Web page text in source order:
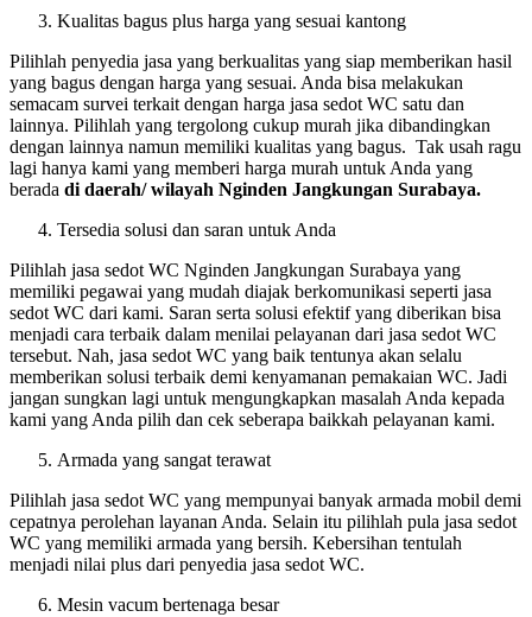
Kualitas bagus plus harga yang sesuai kantong
Pilihlah penyedia jasa yang berkualitas yang siap memberikan hasil
yang bagus dengan harga yang sesuai. Anda bisa melakukan
semacam survei terkait dengan harga jasa sedot WC satu dan
lainnya. Pilihlah yang tergolong cukup murah jika dibandingkan
dengan lainnya namun memiliki kualitas yang bagus. Tak usah ragu
lagi hanya kami yang memberi harga murah untuk Anda yang
berada di daerah/ wilayah Nginden Jangkungan Surabaya.
Tersedia solusi dan saran untuk Anda
Pilihlah jasa sedot WC Nginden Jangkungan Surabaya yang
memiliki pegawai yang mudah diajak berkomunikasi seperti jasa
sedot WC dari kami. Saran serta solusi efektif yang diberikan bisa
menjadi cara terbaik dalam menilai pelayanan dari jasa sedot WC
tersebut. Nah, jasa sedot WC yang baik tentunya akan selalu
memberikan solusi terbaik demi kenyamanan pemakaian WC. Jadi
jangan sungkan lagi untuk mengungkapkan masalah Anda kepada
kami yang Anda pilih dan cek seberapa baikkah pelayanan kami.
Armada yang sangat terawat
Pilihlah jasa sedot WC yang mempunyai banyak armada mobil demi
cepatnya perolehan layanan Anda. Selain itu pilihlah pula jasa sedot
WC yang memiliki armada yang bersih. Kebersihan tentulah
menjadi nilai plus dari penyedia jasa sedot WC.
Mesin vacum bertenaga besar